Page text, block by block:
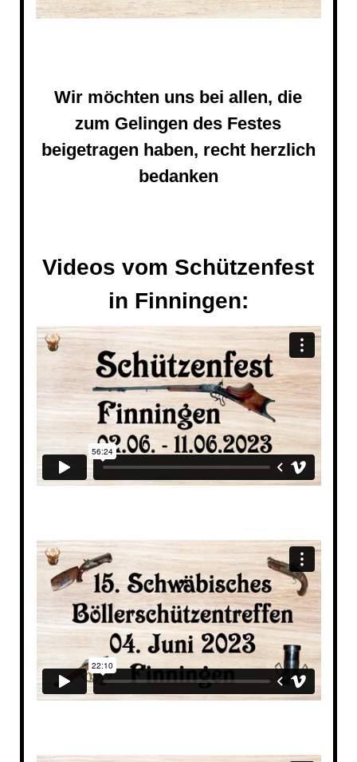
Wir möchten uns bei allen, die
zum Gelingen des Festes
beigetragen haben, recht herzlich
bedanken
Videos vom Schützenfest
in Finningen: